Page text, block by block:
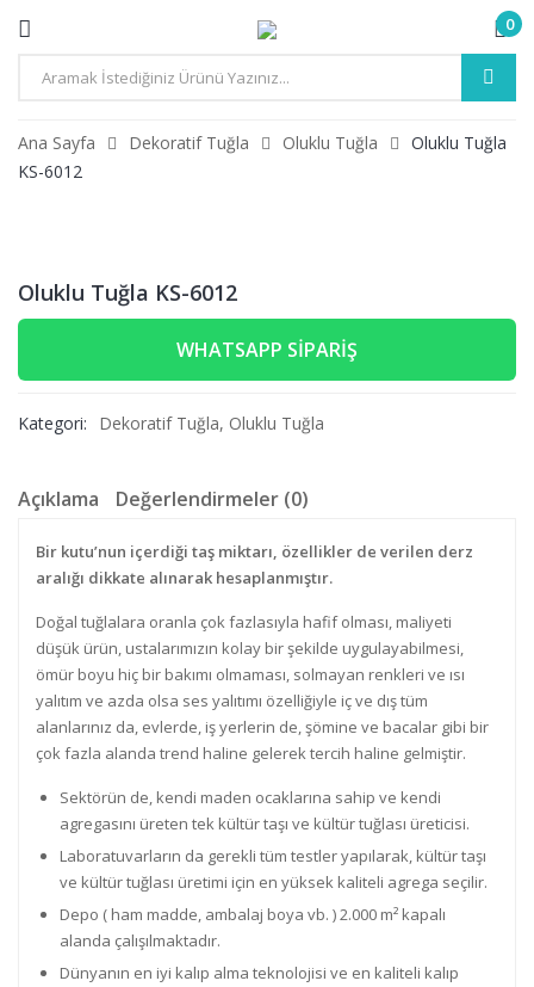
0
Ana Sayfa Dekoratif Tuğla Oluklu Tuğla
Oluklu Tuğla
KS-6012
Oluklu Tuğla KS-6012
WHATSAPP SIPARIŞ
Kategori: Dekoratif Tuğla, Oluklu Tuğla
Açıklama Değerlendirmeler (0)
Bir kutu’nun içerdiği taş miktarı, özellikler de verilen derz
aralığı dikkate alınarak hesaplanmıştır.
Doğal tuğlalara oranla çok fazlasıyla hafif olması, maliyeti
düşük ürün, ustalarımızın kolay bir şekilde uygulayabilmesi,
ömür boyu hiç bir bakımı olmaması, solmayan renkleri ve ısı
yalıtım ve azda olsa ses yalıtımı özelliğiyle iç ve dış tüm
alanlarınız da, evlerde, iş yerlerin de, şömine ve bacalar gibi bir
çok fazla alanda trend haline gelerek tercih haline gelmiştir.
Sektörün de, kendi maden ocaklarına sahip ve kendi
agregasını üreten tek kültür taşı ve kültür tuğlası üreticisi.
Laboratuvarların da gerekli tüm testler yapılarak, kültür taşı
ve kültür tuğlası üretimi için en yüksek kaliteli agrega seçilir.
Depo ( ham madde, ambalaj boya vb. ) 2.000 m² kapalı
alanda çalışılmaktadır.
Dünyanın en iyi kalıp alma teknolojisi ve en kaliteli kalıp